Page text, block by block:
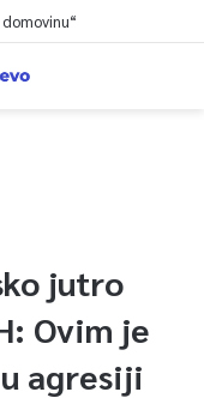
jutro
Ovim je
agresiji